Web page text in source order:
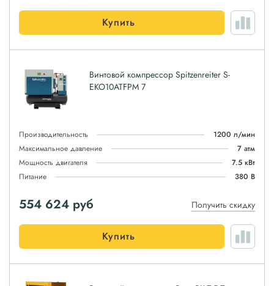
Купить
Винтовой компрессор Spitzenreiter S-
EKO10ATFPM 7
Производительность
1200 л/мин
Максимальное давление
7 атм
Мощность двигателя
7.5 кВт
Питание
380 В
554 624 руб Получить скидку
Купить